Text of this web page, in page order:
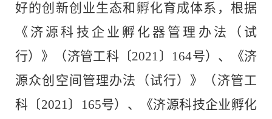
好的创新创业生态和孵化育成体系 ， 根据
《济源科技企业孵化器管理办法（试
行）》（济管工科〔2021〕 164号）、《济
源众创空间管理办法（试行）》（济管工
科〔2021〕 165号）、《济源科技企业孵化